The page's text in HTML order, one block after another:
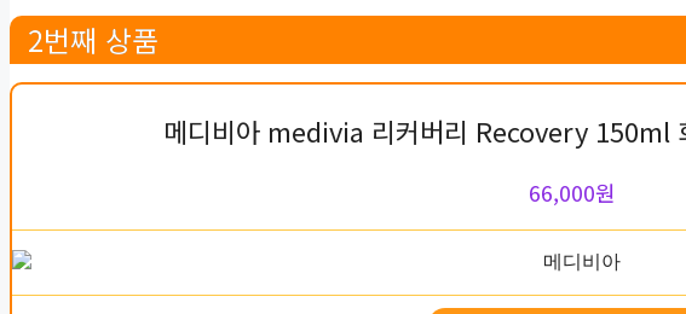
2번째 상품
메디비아 medivia 리커버리 Recovery 150ml
66,000원